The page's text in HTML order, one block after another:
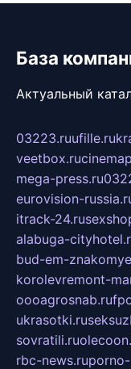
База
Актуальный
03223.ruufille.ru
veetbox.ru
mega-press.ru
eurovision-
itrack-24.ru
alabuga-
bud-em-
korolevremont-
oooagrosnab.ru
ukrasotki.ru
sovratili.ru
rbc-news.ru